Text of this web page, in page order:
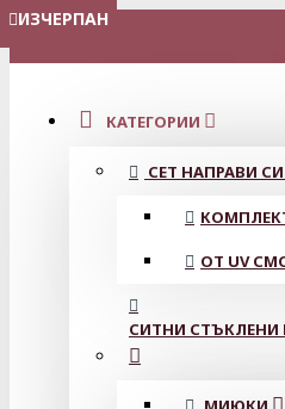
МЕНЮ
КАТЕГОРИИ
СЕТ НАПРАВИ
ОТ UV
СИТНИ СТЪКЛЕНИ
ИЗЧЕРПАН
ИЗЧЕРПАН
ИЗЧЕРПАН
ИЗЧЕРПАН
ИЗЧЕРПАН